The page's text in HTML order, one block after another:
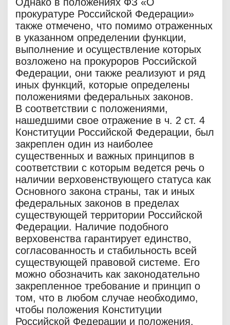
прокуратуре Российской Федерации»
также отмечено, что помимо отраженных
в указанном определении функции,
выполнение и осуществление которых
возложено на прокуроров Российской
Федерации, они также реализуют и ряд
иных функций, которые определены
положениями федеральных законов.
В соответствии с положениями,
нашедшими свое отражение в ч. 2 ст. 4
Конституции Российской Федерации, был
закреплен один из наиболее
существенных и важных принципов в
соответствии с которым ведется речь о
наличии верховенствующего статуса как
Основного закона страны, так и иных
федеральных законов в пределах
существующей территории Российской
Федерации. Наличие подобного
верховенства гарантирует единство,
согласованность и стабильность всей
существующей правовой системе. Его
можно обозначить как законодательно
закрепленное требование и принцип о
том, что в любом случае необходимо,
чтобы положения Конституции
Российской Федерации и положения,